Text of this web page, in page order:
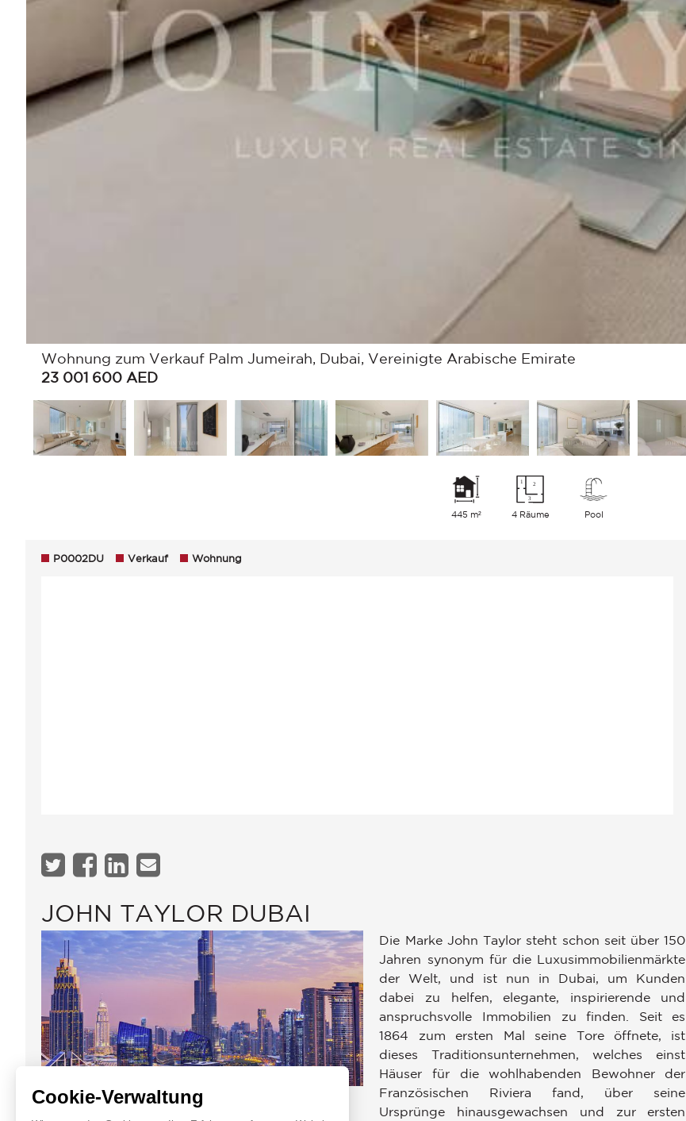
Wohnung zum Verkauf Palm Jumeirah, Dubai, Vereinigte Arabische Emirate
23 001 600 AED
445 m² 4 Räume Pool
P0002DU Verkauf Wohnung
JOHN TAYLOR DUBAI
Online-Anfrage
Die Marke John Taylor steht schon seit über 150
Jahren synonym für die Luxusimmobilienmärkte
der Welt, und ist nun in Dubai, um Kunden
dabei zu helfen, elegante, inspirierende und
anspruchsvolle Immobilien zu finden. Seit es
1864 zum ersten Mal seine Tore öffnete, ist
dieses Traditionsunternehmen, welches einst
Häuser für die wohlhabenden Bewohner der
Französischen Riviera fand, über seine
Ursprünge hinausgewachsen und zur ersten
Cookie-Verwaltung